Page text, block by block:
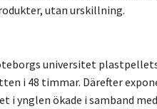
utan urskillning.
universitet
i 48 timmar. Därefter
i ynglen ökade i samband